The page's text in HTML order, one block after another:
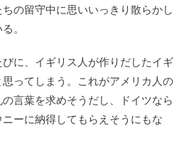
の留守中に思いいっきり散らかし
。
に、イギリス人が作りだしたイギ
ってしまう。これがアメリカ人の
言葉を求めそうだし、ドイツなら
ーに納得してもらえそうにもな